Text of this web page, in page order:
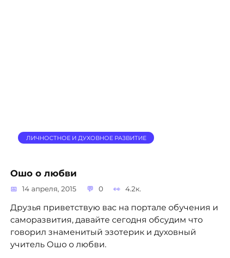
ЛИЧНОСТНОЕ И ДУХОВНОЕ РАЗВИТИЕ
Ошо о любви
14 апреля, 2015 0 4.2к.
Друзья приветствую вас на портале обучения и
саморазвития, давайте сегодня обсудим что
говорил знаменитый эзотерик и духовный
учитель Ошо о любви.